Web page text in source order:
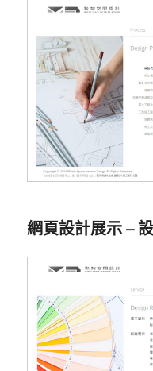
網頁設計展示 –